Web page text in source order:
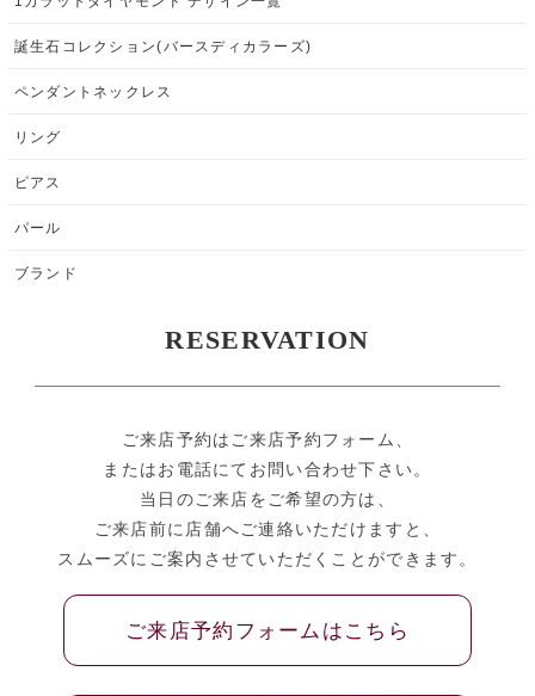
誕生石コレクション(バースディカラーズ)
ペンダントネックレス
リング
ピアス
パール
ブランド
RESERVATION
ご来店予約はご来店予約フォーム、
またはお電話にてお問い合わせ下さい。
当日のご来店をご希望の方は、
ご来店前に店舗へご連絡いただけますと、
スムーズにご案内させていただくことができます。
ご来店予約フォームはこちら